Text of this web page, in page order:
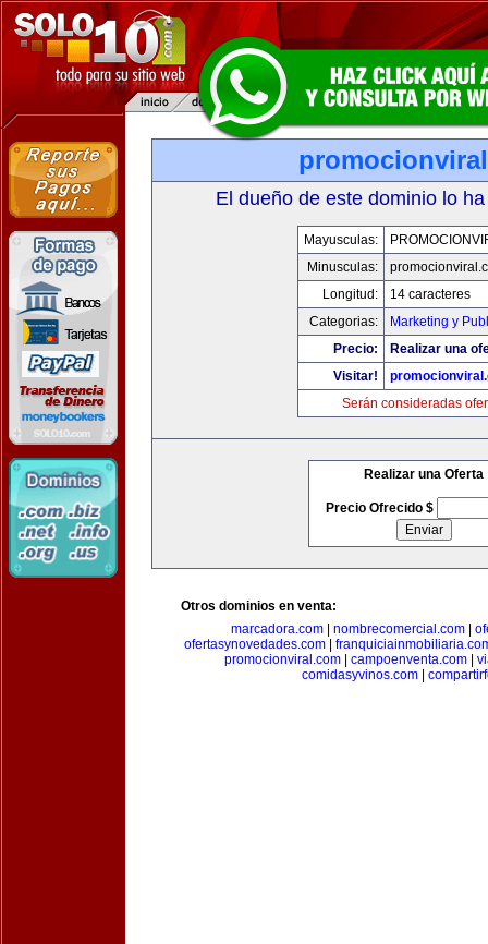
El dueño de este dominio lo
Mayusculas:
Minusculas:
Longitud:
14 caracteres
Categorias:
Marketing y
Precio:
Realizar una
Visitar!
Serán consideradas
Realizar una Oferta
Precio Ofrecido $
Otros dominios en venta:
marcadora.com| nombrecomercial.com|
ofertasynovedades.com|
promocionviral.com
campoenventa.com
comidasyvinos.com|